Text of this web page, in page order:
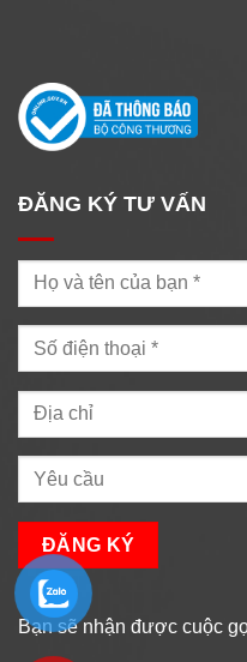
ĐĂNG KÝ TƯ VẤN
Bạn sẽ nhận được cuộc